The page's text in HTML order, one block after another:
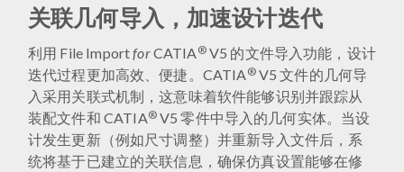
关联几何导入，加速设计迭代
利用 File ImportforCATIA®V5 的文件导入功能，设计
迭代过程更加高效、便捷。CATIA®V5 文件的几何导
入采用关联式机制，这意味着软件能够识别并跟踪从
装配文件和 CATIA®V5 零件中导入的几何实体。当设
计发生更新（例如尺寸调整）并重新导入文件后，系
统将基于已建立的关联信息，确保仿真设置能够在修